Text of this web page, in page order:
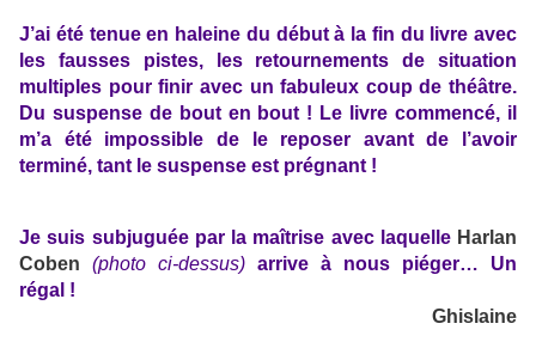
J’ai été tenue en haleine du début à la fin du livre avec
les fausses pistes, les retournements de situation
multiples pour finir avec un fabuleux coup de théâtre.
Du suspense de bout en bout ! Le livre commencé, il
m’a été impossible de le reposer avant de l’avoir
terminé, tant le suspense est prégnant !
Je suis subjuguée par la maîtrise avec laquelle Harlan
Coben
(photo ci-dessus) arrive à nous piéger… Un
régal !
Ghislaine